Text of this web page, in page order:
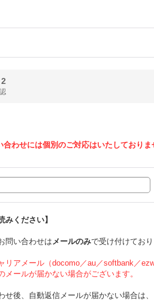
わせには個別のご対応はいたしておりま
みください】
問い合わせはメールのみで受け付けてお
リアメール（docomo／au／softbank／
メールが届かない場合がございます。
せ後、自動返信メールが届かない場合は、